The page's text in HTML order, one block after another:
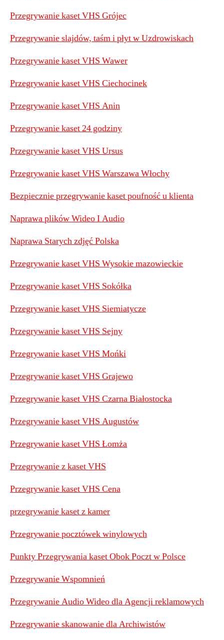
Przegrywanie kaset VHS Grójec
Przegrywanie slajdów, taśm i płyt w Uzdrowiskach
Przegrywanie kaset VHS Wawer
Przegrywanie kaset VHS Ciechocinek
Przegrywanie kaset VHS Anin
Przegrywanie kaset 24 godziny
Przegrywanie kaset VHS Ursus
Przegrywanie kaset VHS Warszawa Włochy
Bezpiecznie przegrywanie kaset poufność u klienta
Naprawa plików Wideo I Audio
Naprawa Starych zdjęć Polska
Przegrywanie kaset VHS Wysokie mazowieckie
Przegrywanie kaset VHS Sokółka
Przegrywanie kaset VHS Siemiatycze
Przegrywanie kaset VHS Sejny
Przegrywanie kaset VHS Mońki
Przegrywanie kaset VHS Grajewo
Przegrywanie kaset VHS Czarna Białostocka
Przegrywanie kaset VHS Augustów
Przegrywanie kaset VHS Łomża
Przegrywanie z kaset VHS
Przegrywanie kaset VHS Cena
przegrywanie kaset z kamer
Przegrywanie pocztówek winylowych
Punkty Przegrywania kaset Obok Poczt w Polsce
Przegrywanie Wspomnień
Przegrywanie Audio Wideo dla Agencji reklamowych
Przegrywanie skanowanie dla Archiwistów